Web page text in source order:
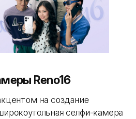
Reno16
на создание
селфи-камера